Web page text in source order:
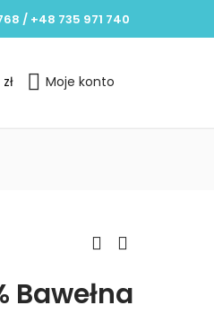
/ +48 735 971 740
Moje konto
Bawełna